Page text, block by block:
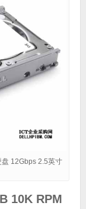
12Gbps 2.5英寸
10K RPM